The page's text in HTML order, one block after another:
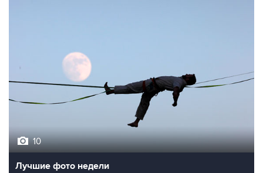
10
Лучшие фото недели